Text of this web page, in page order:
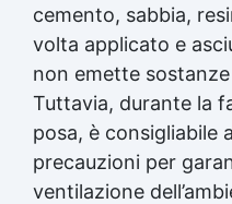
cemento, sabbia,
volta applicato e
non emette
Tuttavia, durante la
posa, è consigliabile
precauzioni per
ventilazione